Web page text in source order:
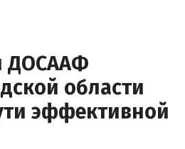
ДОСААФ
области
эффективной